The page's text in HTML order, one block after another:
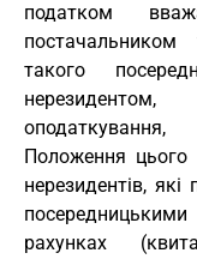
податком
такого
Положення
нерезидентів,
рахунках